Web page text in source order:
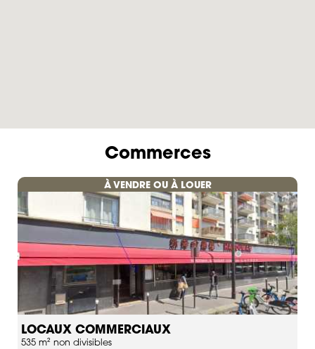
Commerces
À VENDRE OU À LOUER
LOCAUX COMMERCIAUX
535 m² non divisibles